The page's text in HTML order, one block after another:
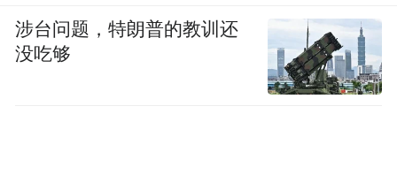
涉台问题，特朗普的教训还
没吃够